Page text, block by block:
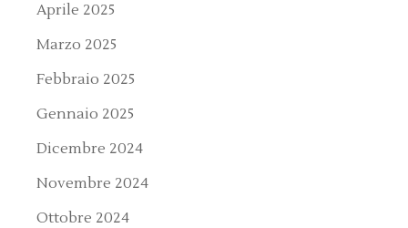
Aprile 2025
Marzo 2025
Febbraio 2025
Gennaio 2025
Dicembre 2024
Novembre 2024
Ottobre 2024